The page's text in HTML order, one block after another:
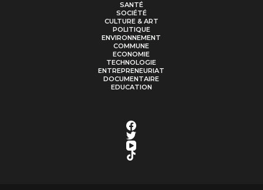
SANTÉ
SOCIÉTÉ
CULTURE & ART
POLITIQUE
ENVIRONNEMENT
COMMUNE
ECONOMIE
TECHNOLOGIE
ENTREPRENEURIAT
DOCUMENTAIRE
EDUCATION